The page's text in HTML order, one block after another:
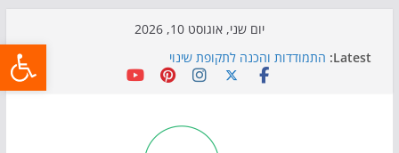
יום שני, אוגוסט 10, 2026
Latest: התמודדות והכנה לתקופת שינוי
אי ההרפתקאות ממשיך לכבוש את הגינות: מאות משפחות
כדורגל באווירה מיוחדת: הקרנת גמר המונדיאל בטרמינל